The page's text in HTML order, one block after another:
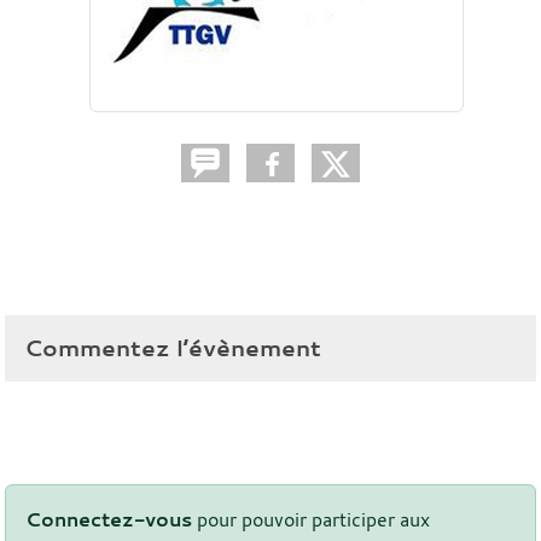
Commentez l’évènement
Connectez-vous pour pouvoir participer aux